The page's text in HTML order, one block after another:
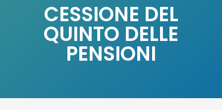
CESSIONE DEL
QUINTO DELLE
PENSIONI